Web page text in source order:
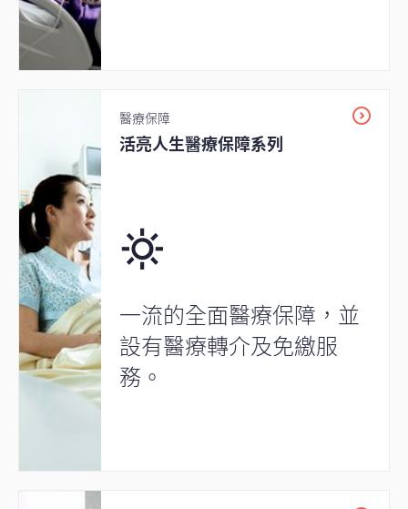
醫療保障
活亮人生醫療保障系列
一流的全面醫療保障，並
設有醫療轉介及免繳服
務。